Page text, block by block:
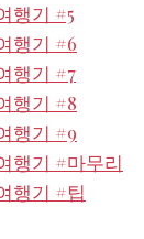
행기 #5
행기 #6
행기 #7
행기 #8
행기 #9
행기 #마무리
행기 #팁